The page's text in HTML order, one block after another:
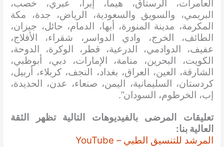
العامرات، الرستاق، هيما، إبرا، عبري، خصب،
البريمي، والسويق والسعودية، الرياض، جدة، مكة
المكرمة، مدينة المنورة، أبها، الدمام، حائل، جيزان،
الطائف، الخرج، وادي الدواسر، شقراء، الأفلاج،
عفيف، الدوادمي، الدرعية، قطر، الوكرة، الدوحة،
الكويت، البحرين، منامة، الإمارات، دبي، أبوظبي،
الشارقة، العين، العراق، بغداد، النجف، كربلاء، أربيل،
كردستان، السليمانية، اليمن، صنعاء، عدن، الحديدة،
إب، الخرطوم، السودان”.
تعليقات المرضى بالفيديوهات التالية تظهر الثقة
العالية بنا:
المرشد للتنسيق الطبي – YouTube